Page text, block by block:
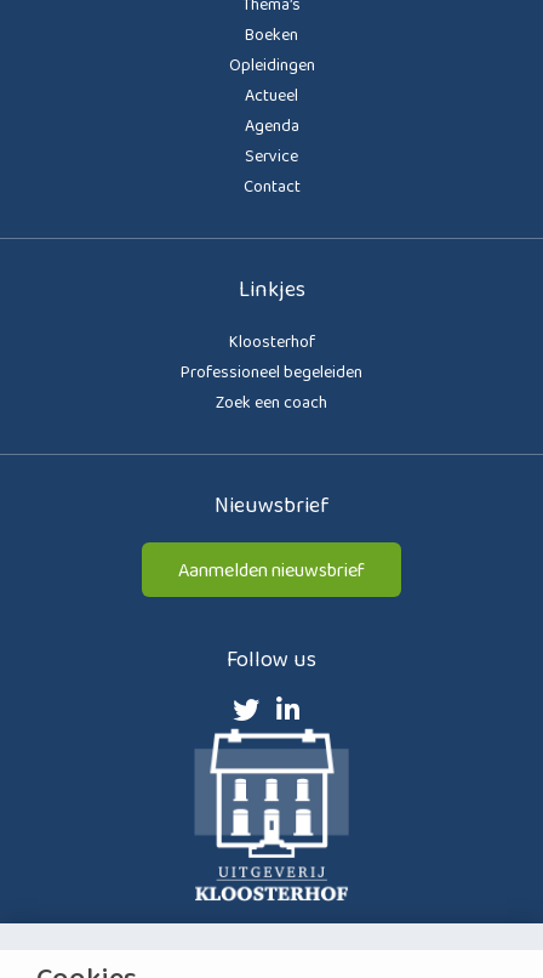
Boeken
Opleidingen
Actueel
Agenda
Service
Contact
Linkjes
Kloosterhof
Professioneel begeleiden
Zoek een coach
Nieuwsbrief
Aanmelden nieuwsbrief
Follow us